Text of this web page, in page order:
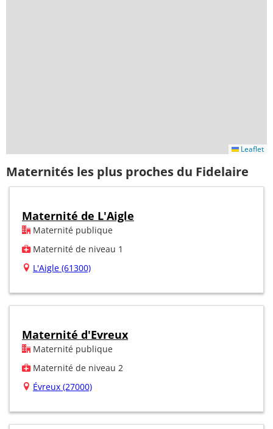
Leaflet
Maternités les plus proches du Fidelaire
Maternité de L'Aigle
Maternité publique
Maternité de niveau 1
L'Aigle (61300)
Maternité d'Evreux
Maternité publique
Maternité de niveau 2
Évreux (27000)